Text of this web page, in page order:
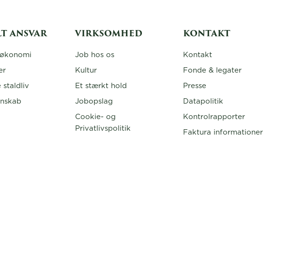
ANSVAR
staldliv
VIRKSOMHED
Job hos os
Kultur
Et stærkt hold
Jobopslag
Cookie- og
Privatlivspolitik
KONTAKT
Kontakt
Fonde & legater
Presse
Datapolitik
Kontrolrapporter
Faktura informationer